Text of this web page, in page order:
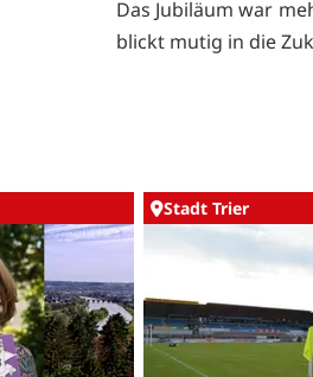
Das Jubiläum war
blickt mutig in die
Stadt Trier